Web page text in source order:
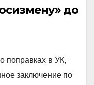
до
поправках в УК,
заключение по